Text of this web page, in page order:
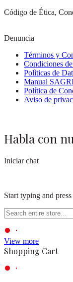
Código de Ética,
Denuncia
Términos y
Condiciones
Polìticas de
Manual
Política de
Aviso de
Habla con
Iniciar chat
Start typing and
View more
Shopping Cart